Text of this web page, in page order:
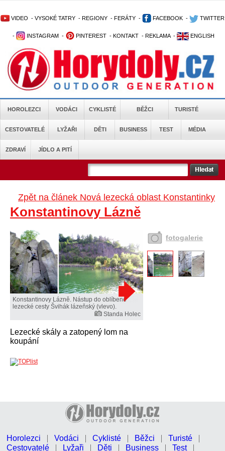
VIDEO - VYSOKÉ TATRY - REGIONY - FERÁTY - FACEBOOK - TWITTER
- INSTAGRAM - PINTEREST - KONTAKT - REKLAMA - ENGLISH
HOROLEZCI VODÁCI CYKLISTÉ BĚŽCI TURISTÉ
CESTOVATELÉ LYŽAŘI DĚTI BUSINESS TEST MÉDIA
ZDRAVÍ JÍDLO A PITÍ
Zpět na článek Nová lezecká oblast Konstantinky
Konstantinovy Lázně
Konstantinovy Lázně. Nástup do oblíbené
lezecké cesty Švihák lázeňský (vlevo).
Standa Holec
Lezecké skály a zatopený lom na
koupání
fotogalerie
Horolezci Vodáci Cyklisté Běžci
Turisté
Cestovatelé
Lyžaři Děti Business Test